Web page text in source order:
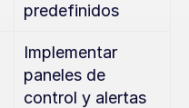
predefinidos
Implementar
paneles de
control y alertas